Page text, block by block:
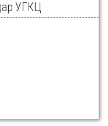
УГКЦ